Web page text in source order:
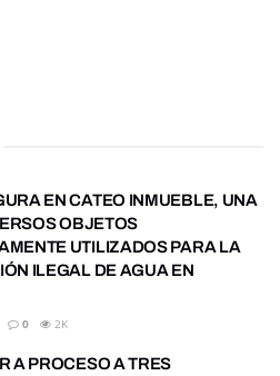
EN CATEO INMUEBLE, UNA
OBJETOS
UTILIZADOS PARA LA
ILEGAL DE AGUA EN
0 2K
A PROCESO A TRES